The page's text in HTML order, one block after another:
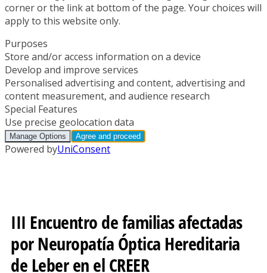
III Encuentro de familias afectadas
por Neuropatía Óptica Hereditaria
de Leber en el CREER